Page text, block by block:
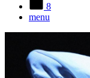
8
menu